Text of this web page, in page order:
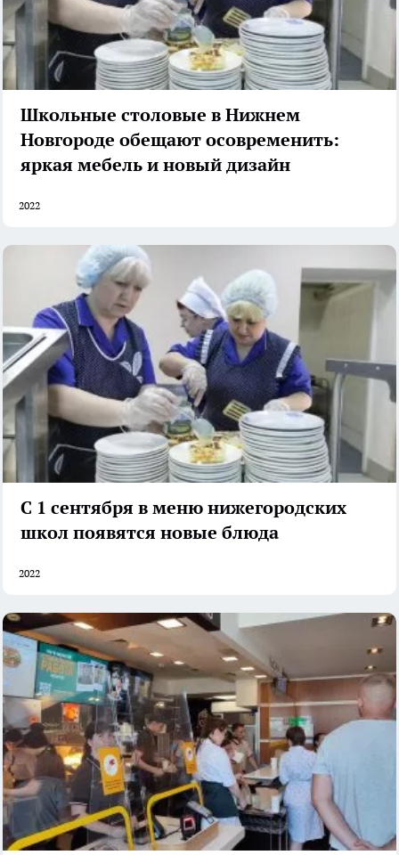
Школьные столовые в Нижнем
Новгороде обещают осовременить:
яркая мебель и новый дизайн
2022
С 1 сентября в меню нижегородских
школ появятся новые блюда
2022